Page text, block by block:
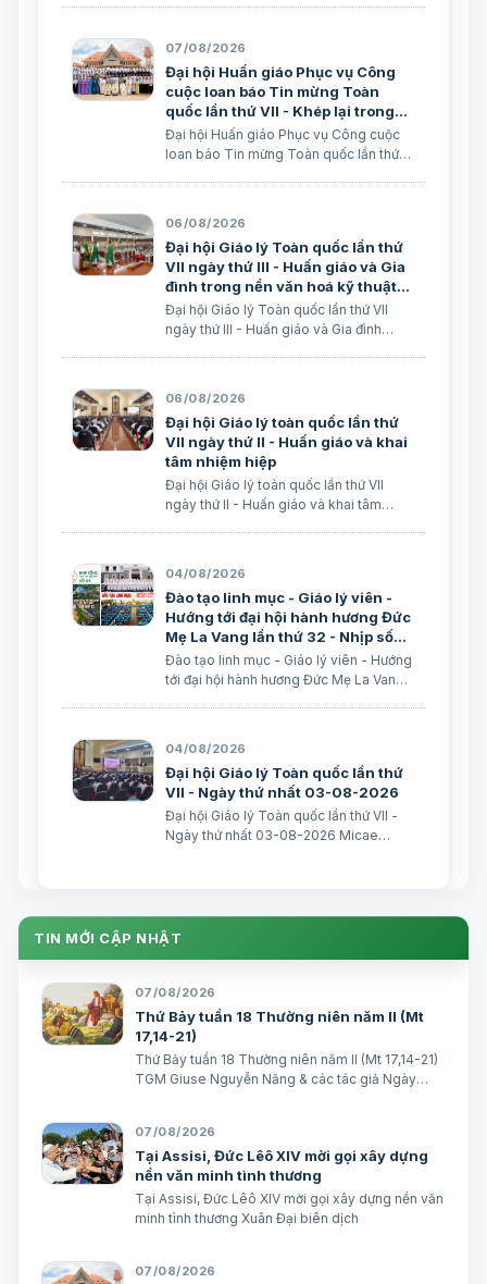
07/08/2026
Đại hội Huấn giáo Phục vụ Công
cuộc loan báo Tin mừng Toàn
quốc lần thứ VII - Khép lại trong
hiệp thông, mở ra một hướng đi
mới cho công cuộc huấn giáo Việt
Đại hội Huấn giáo Phục vụ Công cuộc
loan báo Tin mừng Toàn quốc lần thứ
Minh
06/08/2026
Đại hội Giáo lý Toàn quốc lần thứ
VII ngày thứ III - Huấn giáo và Gia
đình trong nền văn hoá kỹ thuật
số
Đại hội Giáo lý Toàn quốc lần thứ VII
ngày thứ III - Huấn giáo và Gia đình
06/08/2026
Đại hội Giáo lý toàn quốc lần thứ
VII ngày thứ II - Huấn giáo và khai
tâm nhiệm hiệp
Đại hội Giáo lý toàn quốc lần thứ VII
ngày thứ II - Huấn giáo và khai tâm
04/08/2026
Đào tạo linh mục - Giáo lý viên -
Hướng tới đại hội hành hương Đức
Mẹ La Vang lần thứ 32 - Nhịp sống
Giáo hội Việt Nam số 85
(28/7/2026 - 03/8/2026)
Đào tạo linh mục - Giáo lý viên - Hướng
tới đại hội hành hương Đức Mẹ La Vang
04/08/2026
Đại hội Giáo lý Toàn quốc lần thứ
VII - Ngày thứ nhất 03-08-2026
Đại hội Giáo lý Toàn quốc lần thứ VII -
Ngày thứ nhất 03-08-2026 Micae
TIN MỚI CẬP NHẬT
07/08/2026
Thứ Bảy tuần 18 Thường niên năm II (Mt
17,14-21)
Thứ Bảy tuần 18 Thường niên năm II (Mt 17,14-21)
TGM Giuse Nguyễn Năng & các tác giả Ngày
(Mt 17,16) BÀI ĐỌC I (năm II): Kb 1, 12…
07/08/2026
Tại Assisi, Đức Lêô XIV mời gọi xây dựng
nền văn minh tình thương
Tại Assisi, Đức Lêô XIV mời gọi xây dựng nền văn
minh tình thương Xuân Đại biên dịch
07/08/2026